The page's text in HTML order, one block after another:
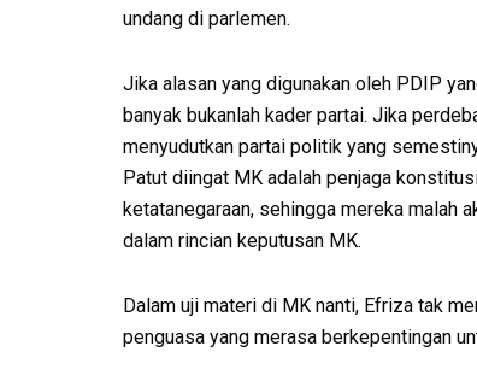
undang di parlemen.
Jika alasan yang digunakan oleh PDIP
banyak bukanlah kader partai. Jika
menyudutkan partai politik yang
Patut diingat MK adalah penjaga
ketatanegaraan, sehingga mereka malah
dalam rincian keputusan MK.
Dalam uji materi di MK nanti, Efriza tak
penguasa yang merasa berkepentingan